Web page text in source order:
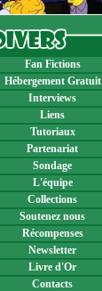
Fan Fictions
Hébergement Gratuit
Interviews
Liens
Tutoriaux
Partenariat
Sondage
L'équipe
Collections
Soutenez nous
Récompenses
Newsletter
Livre d'Or
Contacts